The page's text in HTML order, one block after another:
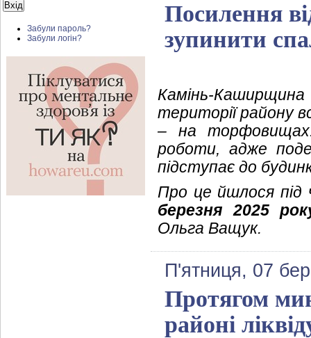
Забули пароль?
Забули логін?
Посилення
зупинити
Камінь-
території району
– на
роботи, адже
підступає до
Про це йшлося під
березня 2025
Ольга Ващук.
П'ятниця, 07
Протягом
районі